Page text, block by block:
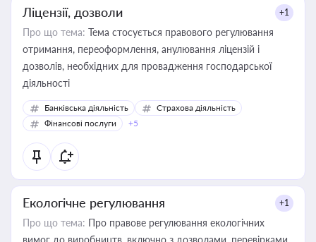
Ліцензії, дозволи +1
Про що тема: Тема стосується правового регулювання
отримання, переоформлення, анулювання ліцензій і
дозволів, необхідних для провадження господарської
діяльності
Банківська діяльність
Страхова діяльність
Фінансові послуги
+5
Екологічне регулювання +1
Про що тема: Про правове регулювання екологічних
вимог до виробництв, включно з дозволами, перевірками,